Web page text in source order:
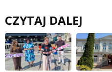
CZYTAJ DALEJ